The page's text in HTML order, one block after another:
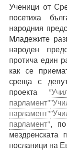
Ученици от
посетиха
народния
Младежите
народен
протича един
как се
среща с
проекта
парламент"
парламент"
парламент", по
мездренската
посланици на